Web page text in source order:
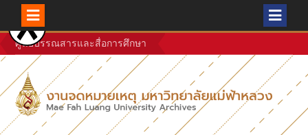
Skip
to
content
ศูนย์บรรณสารและสื่อการศึกษา